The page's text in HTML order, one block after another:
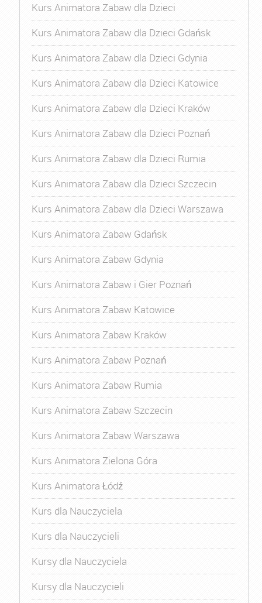
Kurs Animatora Zabaw dla Dzieci
Kurs Animatora Zabaw dla Dzieci Gdańsk
Kurs Animatora Zabaw dla Dzieci Gdynia
Kurs Animatora Zabaw dla Dzieci Katowice
Kurs Animatora Zabaw dla Dzieci Kraków
Kurs Animatora Zabaw dla Dzieci Poznań
Kurs Animatora Zabaw dla Dzieci Rumia
Kurs Animatora Zabaw dla Dzieci Szczecin
Kurs Animatora Zabaw dla Dzieci Warszawa
Kurs Animatora Zabaw Gdańsk
Kurs Animatora Zabaw Gdynia
Kurs Animatora Zabaw i Gier Poznań
Kurs Animatora Zabaw Katowice
Kurs Animatora Zabaw Kraków
Kurs Animatora Zabaw Poznań
Kurs Animatora Zabaw Rumia
Kurs Animatora Zabaw Szczecin
Kurs Animatora Zabaw Warszawa
Kurs Animatora Zielona Góra
Kurs Animatora Łódź
Kurs dla Nauczyciela
Kurs dla Nauczycieli
Kursy dla Nauczyciela
Kursy dla Nauczycieli